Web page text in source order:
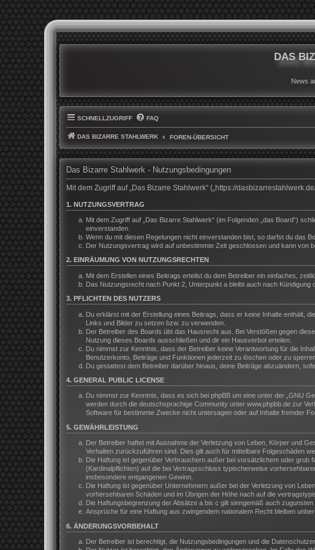
DAS
News
SCHNELLZUGRIFF FAQ
DAS BIZARRE STAHLWERK FOREN-ÜBERSICHT
Das Bizarre Stahlwerk - Nutzungsbedingungen
Mit dem Zugriff auf „Das Bizarre Stahlwerk“ („https://
1. NUTZUNGSVERTRAG
Mit dem Zugriff auf „Das Bizarre Stahlwerk“ (im Folgenden „das Board“)
einverstanden.
Wenn du mit diesen Regelungen nicht einverstanden bist, so darfst du das
Der Nutzungsvertrag wird auf unbestimmte Zeit geschlossen und kann von
2. EINRÄUMUNG VON NUTZUNGSRECHTEN
Mit dem Erstellen eines Beitrags erteilst du dem Betreiber ein einfaches,
Das Nutzungsrecht nach Punkt 2, Unterpunkt a bleibt auch nach Kündigung
3. PFLICHTEN DES NUTZERS
Du erklärst mit der Erstellung eines Beitrags, dass er keine Inhalte enthält,
Links und Bilder zu setzen bzw. zu verwenden.
Der Betreiber des Boards übt das Hausrecht aus. Bei Verstößen gegen
Nutzung dieses Boards ausschließen und dir ein Hausverbot erteilen.
Du nimmst zur Kenntnis, dass der Betreiber keine Verantwortung für die
Benutzerkonto, Beiträge und Funktionen jederzeit zu löschen oder zu
Du gestattest dem Betreiber darüber hinaus, deine Beiträge abzuändern,
4. GENERAL PUBLIC LICENSE
Du nimmst zur Kenntnis, dass es sich bei phpBB um eine unter der „GNU
werden durch die deutschsprachige Community unter www.phpbb.de zur
Software für bestimmte Zwecke nicht untersagen oder auf Inhalte fremder
5. GEWÄHRLEISTUNG
Der Betreiber haftet mit Ausnahme der Verletzung von Leben, Körper und
Verhalten zurückzuführen sind. Dies gilt auch für mittelbare Folgeschäden
Die Haftung ist gegenüber Verbrauchern außer bei vorsätzlichem oder
(Kardinalpflichten) auf die bei Vertragsschluss typischerweise
insbesondere entgangenen Gewinn.
Die Haftung ist gegenüber Unternehmern außer bei der Verletzung von
vorhersehbaren Schäden und im Übrigen der Höhe nach auf die
Die Haftungsbegrenzung der Absätze a bis c gilt sinngemäß auch
Ansprüche für eine Haftung aus zwingendem nationalem Recht bleiben
6. ÄNDERUNGSVORBEHALT
Der Betreiber ist berechtigt, die Nutzungsbedingungen und die